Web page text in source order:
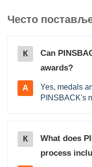
Често
К
Can
awards?
A
Yes, medals
PINSBACK's
К
What does
process